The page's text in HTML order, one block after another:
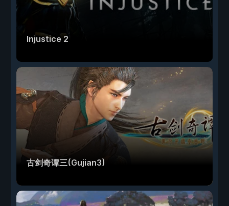
Injustice 2
古剑奇谭三(Gujian3)